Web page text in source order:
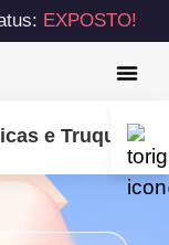
EXPOSTO!
e Truques